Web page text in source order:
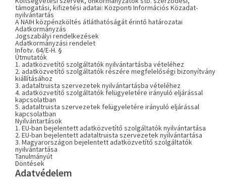
támogatási, kifizetési adatai: Központi Információs Közadat-
nyilvántartás
A NAIH közpénzköltés átláthatóságát érintő határozatai
Adatkormányzás
Jogszabályi rendelkezések
Adatkormányzási rendelet
Infotv. 64/E-H. §
Útmutatók
1. adatközvetítő szolgáltatók nyilvántartásba vételéhez
2. adatközvetítő szolgáltatók részére megfelelőségi bizonyítvány
kiállításához
3. adataltruista szervezetek nyilvántartásba vételéhez
4. adatközvetítő szolgáltatók felügyeletére irányuló eljárással
kapcsolatban
5. adataltruista szervezetek felügyeletére irányuló eljárással
kapcsolatban
Nyilvántartások
1. EU-ban bejelentett adatközvetítő szolgáltatók nyilvántartása
2. EU-ban bejelentett adataltruista szervezetek nyilvántartása
3. Magyarországon bejelentett adatközvetítő szolgáltatók
nyilvántartása
Tanulmányút
Döntések
Adatvédelem